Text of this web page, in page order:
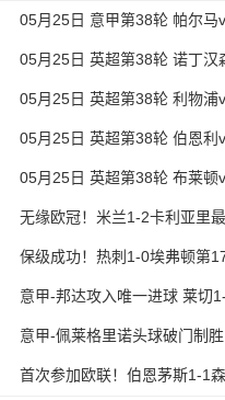
05月25日 意甲第38轮 帕尔马
05月25日 英超第38轮 诺丁汉
05月25日 英超第38轮 利物浦
05月25日 英超第38轮 伯恩利
05月25日 英超第38轮 布莱顿
无缘欧冠！米兰1-2卡利亚里
主
保级成功！热刺1-0埃弗顿第
意甲-邦达攻入唯一进球 莱切
意甲-佩莱格里诺头球破门制
首次参加欧联！伯恩茅斯1-1